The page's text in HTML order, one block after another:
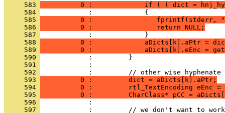
     583
0 :             if ( ( dict =
     584
     585
0 :                fprintf(stderr,
     586
          0 :                return NULL;
     587
     588
0 :             aDicts[k].aPtr =
     589
0 :             aDicts[k].eEnc =
     590
     591
     592
     593
          0 :         dict = aDicts[k].aPtr;
     594
0 :         rtl_TextEncoding eEnc =
     595
0 :         CharClass* pCC =
     596
     597